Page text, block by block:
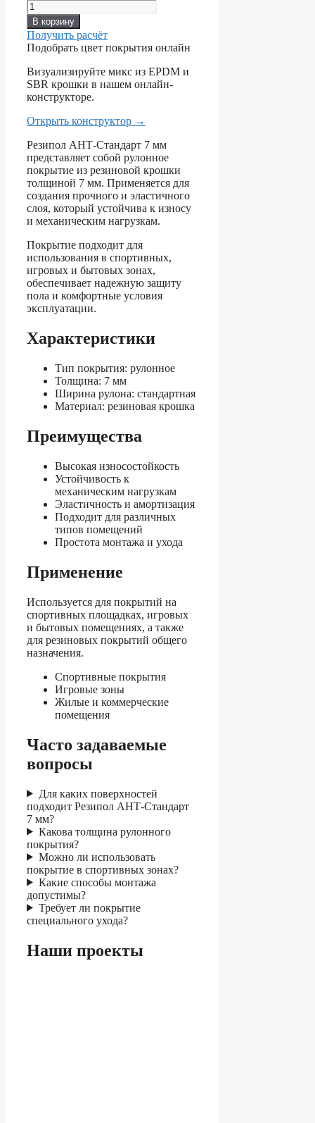
В корзину
Получить расчёт
Подобрать цвет покрытия онлайн
Визуализируйте микс из EPDM и
SBR крошки в нашем онлайн-
конструкторе.
Открыть конструктор →
Резипол АНТ-Стандарт 7 мм
представляет собой рулонное
покрытие из резиновой крошки
толщиной 7 мм. Применяется для
создания прочного и эластичного
слоя, который устойчива к износу
и механическим нагрузкам.
Покрытие подходит для
использования в спортивных,
игровых и бытовых зонах,
обеспечивает надежную защиту
пола и комфортные условия
эксплуатации.
Характеристики
Тип покрытия: рулонное
Толщина: 7 мм
Ширина рулона: стандартная
Материал: резиновая крошка
Преимущества
Высокая износостойкость
Устойчивость к
механическим нагрузкам
Эластичность и амортизация
Подходит для различных
типов помещений
Простота монтажа и ухода
Применение
Используется для покрытий на
спортивных площадках, игровых
и бытовых помещениях, а также
для резиновых покрытий общего
назначения.
Спортивные покрытия
Игровые зоны
Жилые и коммерческие
помещения
Часто задаваемые
вопросы
Для каких поверхностей
подходит Резипол АНТ-Стандарт
7 мм?
Какова толщина рулонного
покрытия?
Можно ли использовать
покрытие в спортивных зонах?
Какие способы монтажа
допустимы?
Требует ли покрытие
специального ухода?
Наши проекты